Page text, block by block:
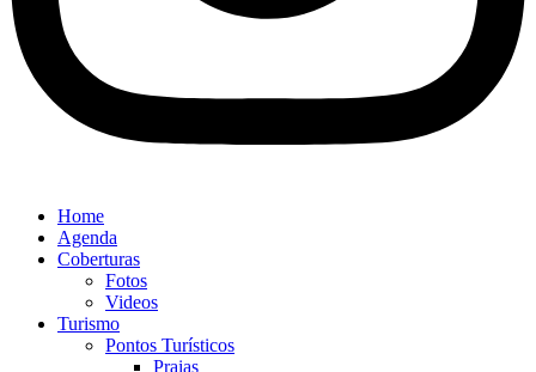
Home
Agenda
Coberturas
Fotos
Videos
Turismo
Pontos Turísticos
Praias